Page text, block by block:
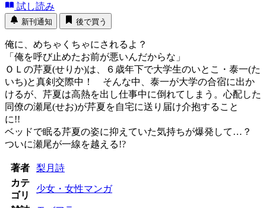
試し読み
新刊通知 後で買う
俺に、めちゃくちゃにされるよ？
「俺を呼び止めたお前が悪いんだからな」
ＯＬの芹夏(せりか)は、６歳年下で大学生のいとこ・泰一(た
いち)と真剣交際中！ そんな中、泰一が大学の合宿に出か
けるが、芹夏は高熱を出し仕事中に倒れてしまう。心配した
同僚の瀬尾(せお)が芹夏を自宅に送り届け介抱すること
に!!
ベッドで眠る芹夏の姿に抑えていた気持ちが爆発して…？
ついに瀬尾が一線を越える!?
著者
梨月詩
カテ
ゴリ
少女・女性マンガ